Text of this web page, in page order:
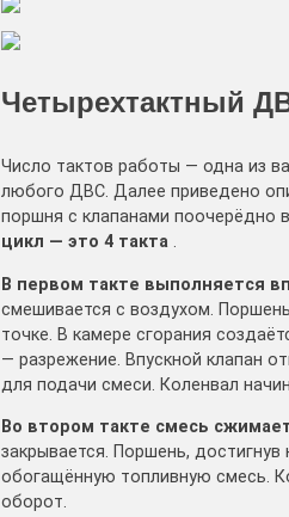
Четырехтактный
Число тактов работы — одна из
любого ДВС. Далее приведено
поршня с клапанами поочерёдно
цикл — это 4 такта .
В первом такте выполняется
смешивается с воздухом.
точке. В камере сгорания
— разрежение. Впускной клапан
для подачи смеси. Коленвал
Во втором такте смесь
закрывается. Поршень,
обогащённую топливную смесь.
оборот.